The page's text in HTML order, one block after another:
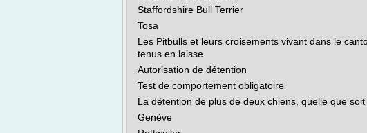
Staffordshire Bull Terrier
Tosa
Les Pitbulls et leurs croisements vivant dans le
tenus en laisse
Autorisation de détention
Test de comportement obligatoire
La détention de plus de deux chiens, quelle que
Genève